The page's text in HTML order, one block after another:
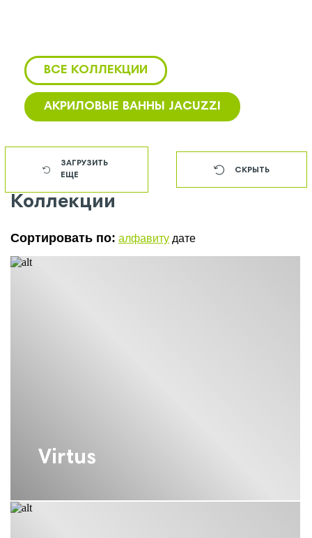
ВСЕ КОЛЛЕКЦИИ
АКРИЛОВЫЕ ВАННЫ JACUZZI
ДЖАКУЗИ JACUZZI
ЗАГРУЗИТЬ
ЕЩЕ
СКРЫТЬ
Коллекции
Сортировать по: алфавиту дате
Virtus